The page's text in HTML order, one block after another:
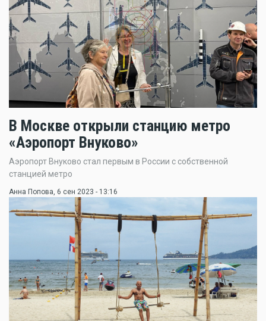
В Москве открыли станцию метро
«Аэропорт Внуково»
Аэропорт Внуково стал первым в России с собственной
станцией метро
Анна Попова , 6 сен 2023 - 13:16